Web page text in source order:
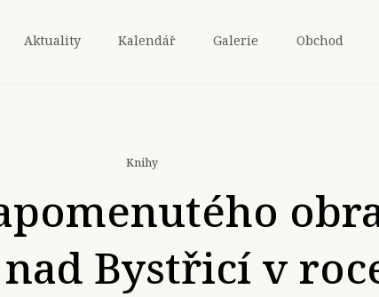
Aktuality Kalendář Galerie Obchod
Knihy
Bystřicí v